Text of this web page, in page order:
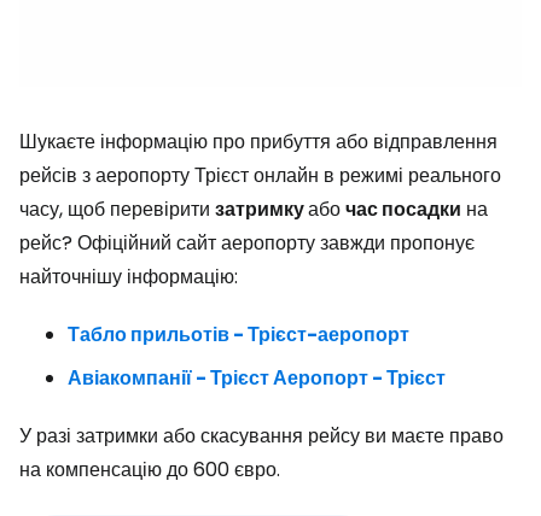
Шукаєте інформацію про прибуття або відправлення
рейсів з аеропорту Трієст онлайн в режимі реального
часу, щоб перевірити затримкуабочас посадки на
рейс? Офіційний сайт аеропорту завжди пропонує
найточнішу інформацію:
Табло прильотів - Трієст-аеропорт
Авіакомпанії - Трієст Аеропорт - Трієст
У разі затримки або скасування рейсу ви маєте право
на компенсацію до 600 євро.